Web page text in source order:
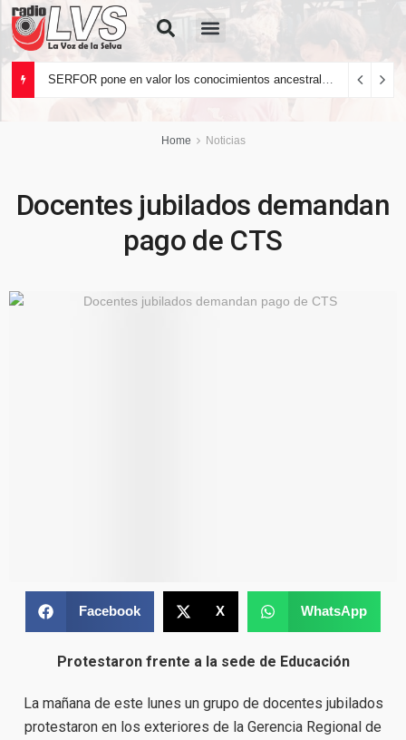
Home Noticias
Docentes jubilados demandan
pago de CTS
Facebook X WhatsApp
Protestaron frente a la sede de Educación
La mañana de este lunes un grupo de docentes jubilados
protestaron en los exteriores de la Gerencia Regional de